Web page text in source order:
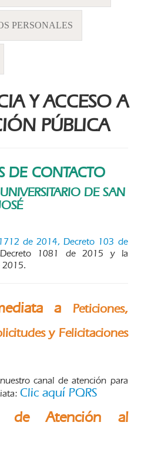
PERSONALES
Y ACCESO A
PÚBLICA
DE CONTACTO
DE SAN
de 2014, Decreto 103 de
1081 de 2015 y la
2015.
a
Peticiones,
y Felicitaciones
canal de atención para
Clic aquí PQRS
de Atención al